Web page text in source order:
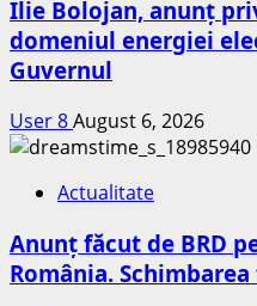
Ilie Bolojan, anunț
domeniul energiei
Guvernul
User 8August 6, 2026
Actualitate
Anunț făcut de BRD
România.